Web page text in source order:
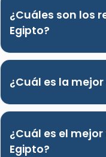
¿Cuáles son los
Egipto?
¿Cuál es la
¿Cuál es el
Egipto?